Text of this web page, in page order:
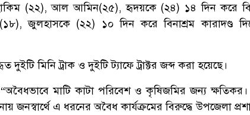
(২২), আল আমিন(২৫), হৃদয়কে (২৪) ১৪ দিন করে
জুলহাসকে (২২) ১০ দিন করে বিনাশ্রম কারাদণ্ড
মিনি ট্রাক ও দুইটি ট্যাফে ট্রাক্টর জব্দ করা হয়েছে।
মাটি কাটা পরিবেশ ও কৃষিজমির জন্য
জনস্বার্থে এ ধরনের অবৈধ কার্যক্রমের বিরুদ্ধে উপজেলা